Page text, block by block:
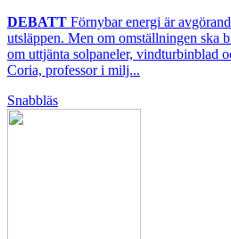
DEBATT Förnybar energi är
utsläppen. Men om omställningen ska
om uttjänta solpaneler, vindturbinblad
Coria, professor i milj...
Snabbläs